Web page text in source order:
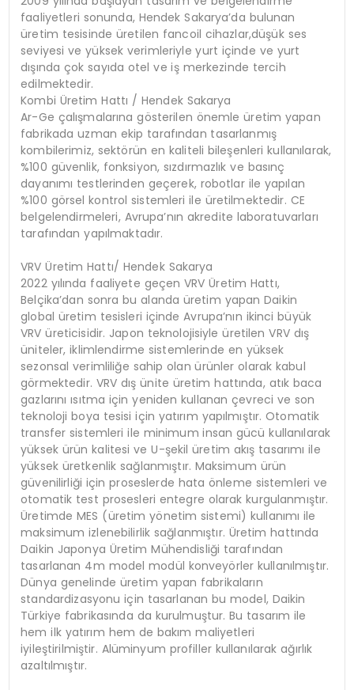
faaliyetleri sonunda, Hendek Sakarya’da bulunan
üretim tesisinde üretilen fancoil cihazlar,düşük ses
seviyesi ve yüksek verimleriyle yurt içinde ve yurt
dışında çok sayıda otel ve iş merkezinde tercih
edilmektedir.
Kombi Üretim Hattı / Hendek Sakarya
Ar-Ge çalışmalarına gösterilen önemle üretim yapan
fabrikada uzman ekip tarafından tasarlanmış
kombilerimiz, sektörün en kaliteli bileşenleri kullanılarak,
%100 güvenlik, fonksiyon, sızdırmazlık ve basınç
dayanımı testlerinden geçerek, robotlar ile yapılan
%100 görsel kontrol sistemleri ile üretilmektedir. CE
belgelendirmeleri, Avrupa’nın akredite laboratuvarları
tarafından yapılmaktadır.
VRV Üretim Hattı/ Hendek Sakarya
2022 yılında faaliyete geçen VRV Üretim Hattı,
Belçika’dan sonra bu alanda üretim yapan Daikin
global üretim tesisleri içinde Avrupa’nın ikinci büyük
VRV üreticisidir. Japon teknolojisiyle üretilen VRV dış
üniteler, iklimlendirme sistemlerinde en yüksek
sezonsal verimliliğe sahip olan ürünler olarak kabul
görmektedir. VRV dış ünite üretim hattında, atık baca
gazlarını ısıtma için yeniden kullanan çevreci ve son
teknoloji boya tesisi için yatırım yapılmıştır. Otomatik
transfer sistemleri ile minimum insan gücü kullanılarak
yüksek ürün kalitesi ve U-şekil üretim akış tasarımı ile
yüksek üretkenlik sağlanmıştır. Maksimum ürün
güvenilirliği için proseslerde hata önleme sistemleri ve
otomatik test prosesleri entegre olarak kurgulanmıştır.
Üretimde MES (üretim yönetim sistemi) kullanımı ile
maksimum izlenebilirlik sağlanmıştır. Üretim hattında
Daikin Japonya Üretim Mühendisliği tarafından
tasarlanan 4m model modül konveyörler kullanılmıştır.
Dünya genelinde üretim yapan fabrikaların
standardizasyonu için tasarlanan bu model, Daikin
Türkiye fabrikasında da kurulmuştur. Bu tasarım ile
hem ilk yatırım hem de bakım maliyetleri
iyileştirilmiştir. Alüminyum profiller kullanılarak ağırlık
azaltılmıştır.